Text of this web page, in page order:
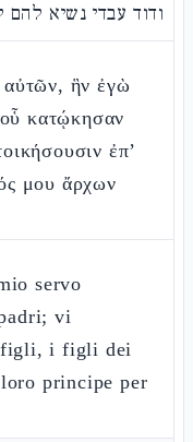
ודוד עבדי נשיא להם
αὐτῶν, ἣν ἐγὼ
κατῴκησαν
ἐπ’
μου ἄρχων
servo
vi
figli, i figli dei
principe per